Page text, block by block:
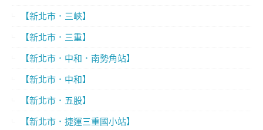
【新北市．三峽】
【新北市．三重】
【新北市．中和．南勢角站】
【新北市．中和】
【新北市．五股】
【新北市．捷運三重國小站】